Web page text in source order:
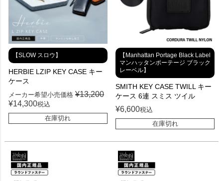
【SLOW スロウ】
HERBIE LZIP KEY CASE キー
ケース
メーカー希望小売価格 ¥13,200
¥14,300税込
在庫切れ
【Manhattan Portage Black Label
マンハッタンポーテージ ブラック
レーベル】
SMITH KEY CASE TWILL キー
ケース 6連 スミス ツイル
¥6,600税込
在庫切れ